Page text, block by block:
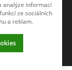
analýze informací
ze sociálních
a reklam.